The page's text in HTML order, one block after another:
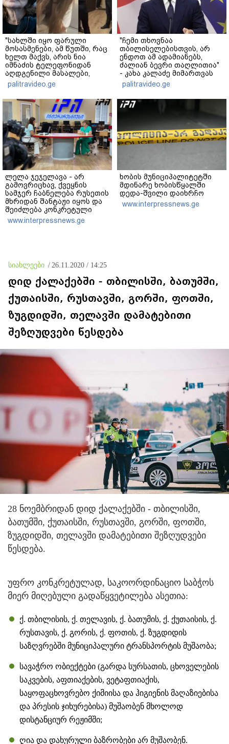
"სახლში იყო ფარული
მოსასმენები, ამ წუთში, რაც
ხელთ მაქვს, არის ნია
იმნაძის ტელეფონიდან
აღდგენილი მასალები,
არის ანძები, დეტალურები"
- ეკა კუპატაძე
palitravideo.ge
"ჩემი თხოვნაა
თბილისელებისთვის, არ
ენდოთ ამ ადამიანებს,
ძალიან ბევრი თაღლითია"
- კახა კალაძე მიმართვას
ავრცელებს
palitravideo.ge
ლელა ჯეჯელავა - არ
გამოვრიცხავ, ქვეყნის
სამჯერ ჩაბნელება რუსეთის
მხრიდან შანტაჟი იყოს და
შეიძლება კონკრეტული
პოლიტიკური მოთხოვნების
შესრულებას
www.interpressnews.ge
ხობის მუნიციპალიტეტში
მდინარე ხობისწყალში
დედა-შვილი დაიხრჩო
www.interpressnews.ge
სიახლეები / 26.11.2020 / 14:25
დიდ ქალაქებში - თბილისში, ბათუმში,
ქუთაისში, რუსთავში, გორში, ფოთში,
ზუგდიდში, თელავში დამატებითი
შეზღუდვები წესდება
28 ნოემბრიდან დიდ ქალაქებში - თბილისში,
ბათუმში, ქუთაისში, რუსთავში, გორში, ფოთში,
ზუგდიდში, თელავში დამატებითი შეზღუდვები
წესდება.
უფრო კონკრეტულად, საკოორდინაციო საბჭოს
მიერ მიღებული გადაწყვეტილება ასეთია:
ქ. თბილისის, ქ. თელავის, ქ. ბათუმის, ქ. ქუთაისის, ქ.
რუსთავის, ქ. გორის, ქ. ფოთის, ქ. ზუგდიდის
საზღვრებში მუნიციპალური ტრანსპორტის მუშაობა;
სავაჭრო ობიექტები (გარდა სურსათის, ცხოველების
საკვების, აფთიაქების, ვეტაფთიაქის,
საყოფაცხოვრებო ქიმიისა და ჰიგიენის მაღაზიებისა
და პრესის ჯიხურებისა) მუშაობენ მხოლოდ
დისტანციურ რეჟიმში;
ღია და დახურული ბაზრობები არ მუშაობენ.